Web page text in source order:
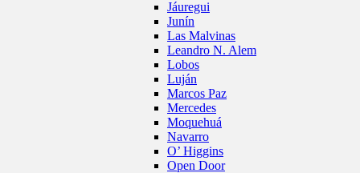
Jáuregui
Junín
Las Malvinas
Leandro N. Alem
Lobos
Luján
Marcos Paz
Mercedes
Moquehuá
Navarro
O’ Higgins
Open Door